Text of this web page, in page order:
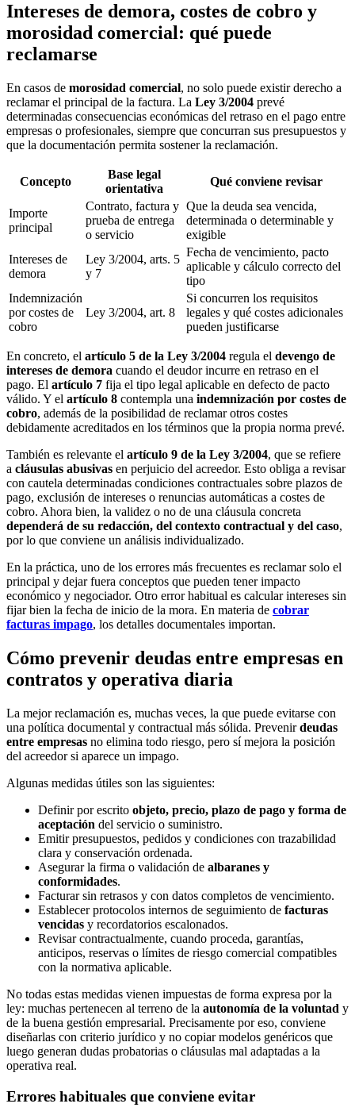
Intereses de demora, costes de cobro y
morosidad comercial: qué puede
reclamarse
En casos de morosidad comercial, no solo puede existir derecho a
reclamar el principal de la factura. La Ley 3/2004 prevé
determinadas consecuencias económicas del retraso en el pago entre
empresas o profesionales, siempre que concurran sus presupuestos y
que la documentación permita sostener la reclamación.
Concepto
Base legal
orientativa
Qué conviene revisar
Importe
principal
Contrato, factura y
prueba de entrega
o servicio
Que la deuda sea vencida,
determinada o determinable y
exigible
Intereses de
demora
Ley 3/2004, arts. 5
y 7
Fecha de vencimiento, pacto
aplicable y cálculo correcto del
tipo
Indemnización
por costes de
cobro
Ley 3/2004, art. 8
Si concurren los requisitos
legales y qué costes adicionales
pueden justificarse
En concreto, el artículo 5 de la Ley 3/2004 regula el devengo de
intereses de demora cuando el deudor incurre en retraso en el
pago. El artículo 7 fija el tipo legal aplicable en defecto de pacto
válido. Y el artículo 8 contempla una indemnización por costes de
cobro, además de la posibilidad de reclamar otros costes
debidamente acreditados en los términos que la propia norma prevé.
También es relevante el artículo 9 de la Ley 3/2004, que se refiere
a cláusulas abusivas en perjuicio del acreedor. Esto obliga a revisar
con cautela determinadas condiciones contractuales sobre plazos de
pago, exclusión de intereses o renuncias automáticas a costes de
cobro. Ahora bien, la validez o no de una cláusula concreta
dependerá de su redacción, del contexto contractual y del caso,
por lo que conviene un análisis individualizado.
En la práctica, uno de los errores más frecuentes es reclamar solo el
principal y dejar fuera conceptos que pueden tener impacto
económico y negociador. Otro error habitual es calcular intereses sin
fijar bien la fecha de inicio de la mora. En materia de cobrar
facturas impago, los detalles documentales importan.
Cómo prevenir deudas entre empresas en
contratos y operativa diaria
La mejor reclamación es, muchas veces, la que puede evitarse con
una política documental y contractual más sólida. Prevenirdeudas
entre empresas no elimina todo riesgo, pero sí mejora la posición
del acreedor si aparece un impago.
Algunas medidas útiles son las siguientes:
Definir por escrito objeto, precio, plazo de pago y forma de
aceptación del servicio o suministro.
Emitir presupuestos, pedidos y condiciones con trazabilidad
clara y conservación ordenada.
Asegurar la firma o validación de albaranes y
conformidades.
Facturar sin retrasos y con datos completos de vencimiento.
Establecer protocolos internos de seguimiento de facturas
vencidas y recordatorios escalonados.
Revisar contractualmente, cuando proceda, garantías,
anticipos, reservas o límites de riesgo comercial compatibles
con la normativa aplicable.
No todas estas medidas vienen impuestas de forma expresa por la
ley: muchas pertenecen al terreno de la autonomía de la voluntad y
de la buena gestión empresarial. Precisamente por eso, conviene
diseñarlas con criterio jurídico y no copiar modelos genéricos que
luego generan dudas probatorias o cláusulas mal adaptadas a la
operativa real.
Errores habituales que conviene evitar